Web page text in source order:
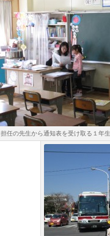
担任の先生から通知表を受け取る１年